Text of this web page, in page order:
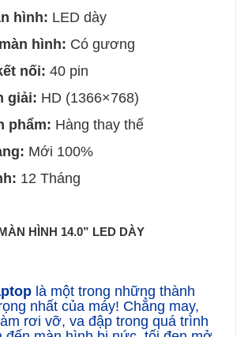
hình: LED dày
hình: Có gương
nối: 40 pin
giải: HD (1366×768)
phẩm: Hàng thay thế
Mới 100%
12 Tháng
HÌNH 14.0” LED DÀY
là một trong những thành
nhất của máy! Chẳng may,
rơi vỡ, va đập trong quá trình